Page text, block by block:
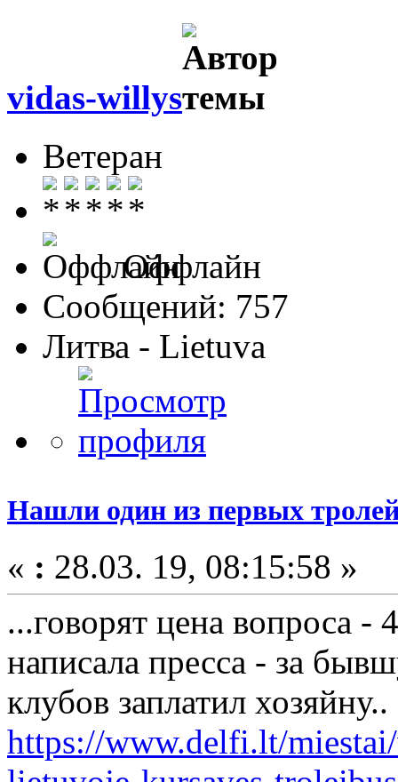
vidas-willys
Ветеран
Оффлайн
Сообщений: 757
Литва - Lietuva
Нашли один из первых
« : 28.03. 19, 08:15:58 »
...говорят цена вопроса -
написала пресса - за
клубов заплатил хозяйну..
https://www.delfi.lt/